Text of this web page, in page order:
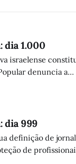
dia 1.000
israelense
denuncia a
humanitária.
dia 999
definição de
de